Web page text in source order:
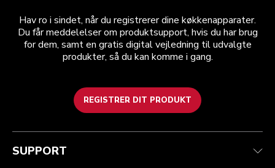
Hav ro i sindet, når du registrerer dine køkkenapparater.
Du får meddelelser om produktsupport, hvis du har brug
for dem, samt en gratis digital vejledning til udvalgte
produkter, så du kan komme i gang.
REGISTRER DIT PRODUKT
Health check
Spor din ordre
Garanti og dokumenter
Vilkår og betingelser
Returnering og refusion
Imprint
Mærket
Find en butik
SUPPORT